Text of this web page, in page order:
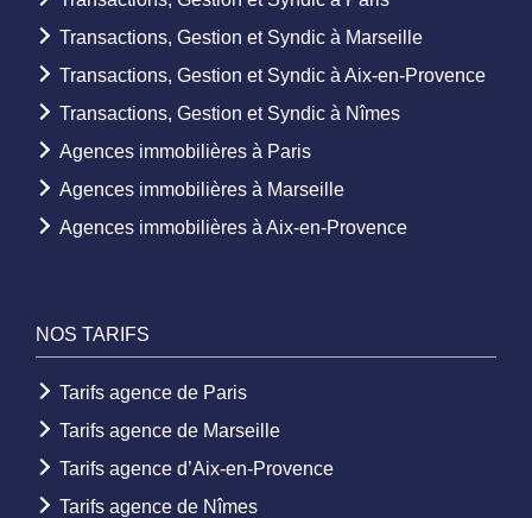
Transactions, Gestion et Syndic à Marseille
Transactions, Gestion et Syndic à Aix-en-Provence
Transactions, Gestion et Syndic à Nîmes
Agences immobilières à Paris
Agences immobilières à Marseille
Agences immobilières à Aix-en-Provence
NOS TARIFS
Tarifs agence de Paris
Tarifs agence de Marseille
Tarifs agence d’Aix-en-Provence
Tarifs agence de Nîmes